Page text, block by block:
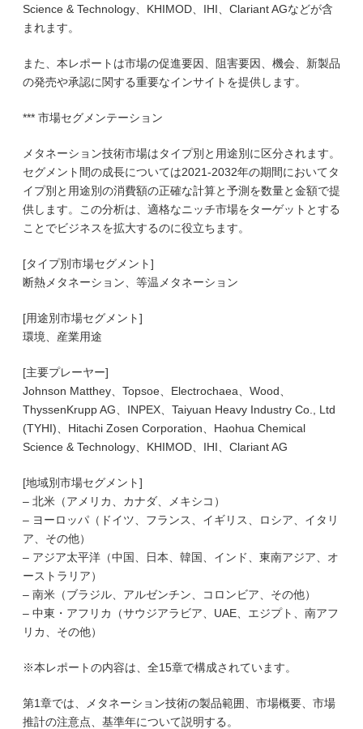
Science & Technology、KHIMOD、IHI、Clariant AGなどが含
まれます。
また、本レポートは市場の促進要因、阻害要因、機会、新製品
の発売や承認に関する重要なインサイトを提供します。
*** 市場セグメンテーション
メタネーション技術市場はタイプ別と用途別に区分されます。
セグメント間の成長については2021-2032年の期間においてタ
イプ別と用途別の消費額の正確な計算と予測を数量と金額で提
供します。この分析は、適格なニッチ市場をターゲットとする
ことでビジネスを拡大するのに役立ちます。
[タイプ別市場セグメント]
断熱メタネーション、等温メタネーション
[用途別市場セグメント]
環境、産業用途
[主要プレーヤー]
Johnson Matthey、Topsoe、Electrochaea、Wood、
ThyssenKrupp AG、INPEX、Taiyuan Heavy Industry Co., Ltd
(TYHI)、Hitachi Zosen Corporation、Haohua Chemical
Science & Technology、KHIMOD、IHI、Clariant AG
[地域別市場セグメント]
– 北米（アメリカ、カナダ、メキシコ）
– ヨーロッパ（ドイツ、フランス、イギリス、ロシア、イタリ
ア、その他）
– アジア太平洋（中国、日本、韓国、インド、東南アジア、オ
ーストラリア）
– 南米（ブラジル、アルゼンチン、コロンビア、その他）
– 中東・アフリカ（サウジアラビア、UAE、エジプト、南アフ
リカ、その他）
※本レポートの内容は、全15章で構成されています。
第1章では、メタネーション技術の製品範囲、市場概要、市場
推計の注意点、基準年について説明する。